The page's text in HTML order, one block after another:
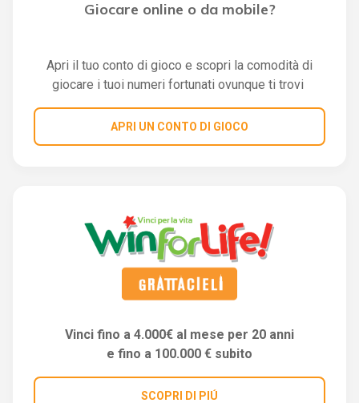
Giocare online o da mobile?
Apri il tuo conto di gioco e scopri la comodità di
giocare i tuoi numeri fortunati ovunque ti trovi
APRI UN CONTO DI GIOCO
Vinci fino a 4.000€ al mese per 20 anni
e fino a 100.000 € subito
SCOPRI DI PIÚ